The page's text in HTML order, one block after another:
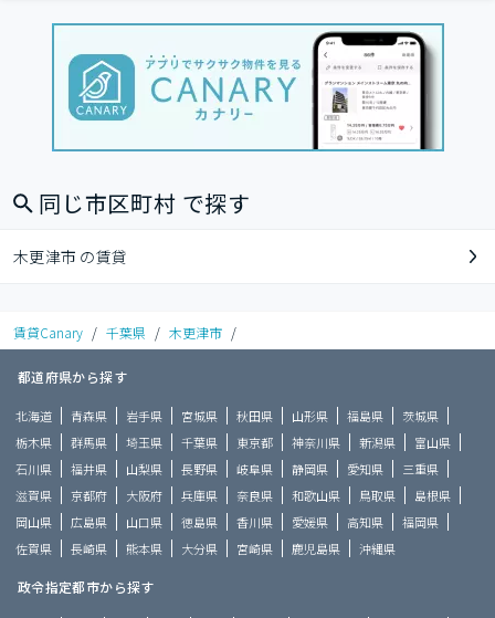
同じ市区町村 で探す
木更津市 の賃貸
賃貸Canary / 千葉県 / 木更津市 /
都道府県から探す
北海道 青森県 岩手県 宮城県 秋田県 山形県 福島県
茨城県
栃木県
群馬県 埼玉県 千葉県 東京都 神奈川県 新潟県
富山県
石川県
福井県 山梨県 長野県 岐阜県 静岡県 愛知県
三重県
滋賀県
京都府 大阪府 兵庫県 奈良県 和歌山県 鳥取県
島根県
岡山県
広島県 山口県 徳島県 香川県 愛媛県 高知県
福岡県
佐賀県
長崎県 熊本県 大分県 宮崎県 鹿児島県 沖縄県
政令指定都市から探す